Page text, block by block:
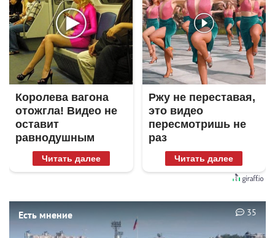
Королева вагона
отожгла! Видео не
оставит
равнодушным
Читать далее
Ржу не переставая,
это видео
пересмотришь не
раз
Читать далее
Есть мнение 35